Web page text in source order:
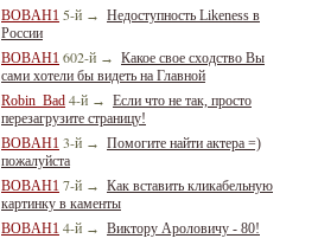
BOBAH1 5-й → Недоступность Likeness в
России
BOBAH1 602-й → Какое свое сходство Вы
сами хотели бы видеть на Главной
Robin_Bad 4-й → Если что не так, просто
перезагрузите страницу!
BOBAH1 3-й → Помогите найти актера =)
пожалуйста
BOBAH1 7-й → Как вставить кликабельную
картинку в каменты
BOBAH1 4-й → Виктору Ароловичу - 80!